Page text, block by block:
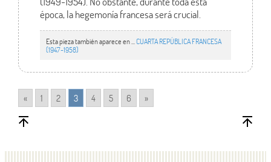
época, la hegemonía francesa será crucial.
Esta pieza también aparece en ... CUARTA REPÚBLICA FRANCESA
(1947-1958)
« 1 2 3 4 5 6 »